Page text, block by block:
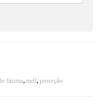
fátima,mdf,proteção